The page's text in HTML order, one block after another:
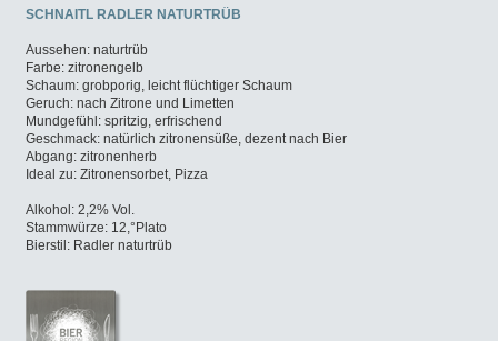
SCHNAITL RADLER NATURTRÜB
Aussehen: naturtrüb
Farbe: zitronengelb
Schaum: grobporig, leicht flüchtiger Schaum
Geruch: nach Zitrone und Limetten
Mundgefühl: spritzig, erfrischend
Geschmack: natürlich zitronensüße, dezent nach Bier
Abgang: zitronenherb
Ideal zu: Zitronensorbet, Pizza
Alkohol: 2,2% Vol.
Stammwürze: 12,°Plato
Bierstil: Radler naturtrüb